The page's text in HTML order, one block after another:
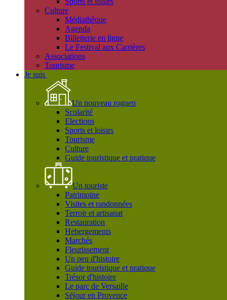
Culture
Médiathèque
Agenda
Billetterie en ligne
Le Festival aux Carrières
Associations
Tourisme
Je suis
Un nouveau rognen
Scolarité
Elections
Sports et loisirs
Tourisme
Culture
Guide touristique et pratique
Un touriste
Patrimoine
Visites et randonnées
Terroir et artisanat
Restauration
Hebergements
Marchés
Fleurissement
Un peu d'histoire
Guide touristique et pratique
Trésor d'histoire
Le parc de Versaille
Séjour en Provence